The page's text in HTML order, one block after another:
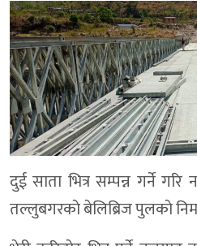
दुई साता भित्र सम्पन्न गर्ने
तल्लुबगरकाे बेलिब्रिज पुलकाे